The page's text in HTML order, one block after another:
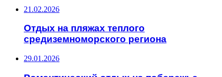
21.02.2026
Отдых на пляжах теплого
средиземноморского региона
29.01.2026